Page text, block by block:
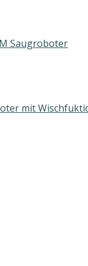
Saugroboter
mit